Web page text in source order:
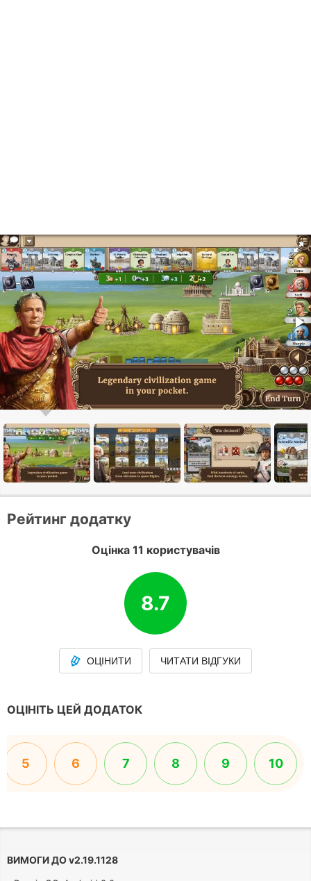
Рейтинг додатку
Оцінка 11 користувачів
8.7
ОЦІНИТИ ЧИТАТИ ВІДГУКИ
ОЦІНІТЬ ЦЕЙ ДОДАТОК
5 6 7 8 9 10
ВИМОГИ ДОv2.19.1128